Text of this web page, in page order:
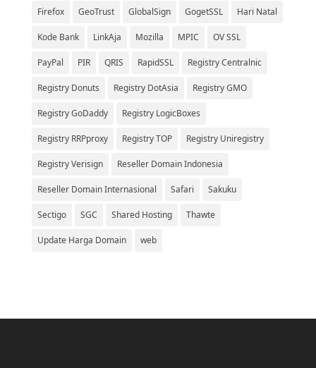
Firefox GeoTrust GlobalSign GogetSSL Hari Natal
Kode Bank LinkAja Mozilla MPIC OV SSL
PayPal PIR QRIS RapidSSL Registry Centralnic
Registry Donuts Registry DotAsia Registry GMO
Registry GoDaddy Registry LogicBoxes
Registry RRPproxy Registry TOP Registry Uniregistry
Registry Verisign Reseller Domain Indonesia
Reseller Domain Internasional Safari Sakuku
Sectigo SGC Shared Hosting Thawte
Update Harga Domain web